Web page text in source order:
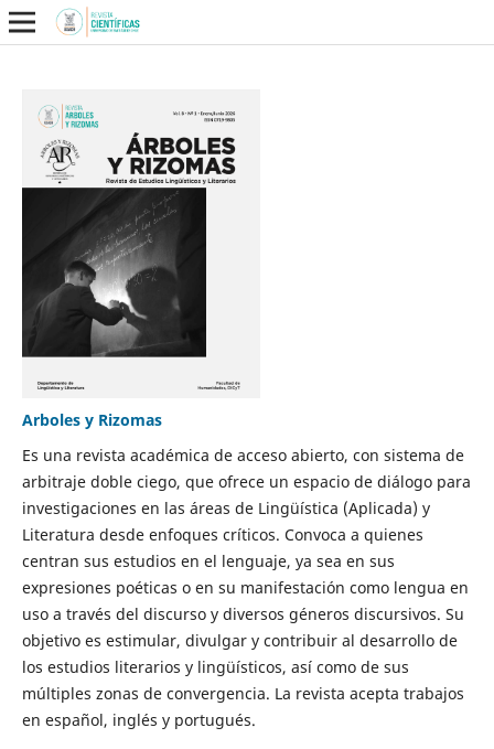
Arboles y Rizomas
Es una revista académica de acceso abierto, con sistema de
arbitraje doble ciego, que ofrece un espacio de diálogo para
investigaciones en las áreas de Lingüística (Aplicada) y
Literatura desde enfoques críticos. Convoca a quienes
centran sus estudios en el lenguaje, ya sea en sus
expresiones poéticas o en su manifestación como lengua en
uso a través del discurso y diversos géneros discursivos. Su
objetivo es estimular, divulgar y contribuir al desarrollo de
los estudios literarios y lingüísticos, así como de sus
múltiples zonas de convergencia. La revista acepta trabajos
en español, inglés y portugués.